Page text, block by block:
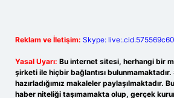
Reklam ve İletişim: Skype:
Yasal Uyarı: Bu internet sitesi, herhangi bir
şirketi ile hiçbir bağlantısı
hazırladığımız makaleler paylaşılmaktadır.
haber niteliği taşımamakta olup, gerçek